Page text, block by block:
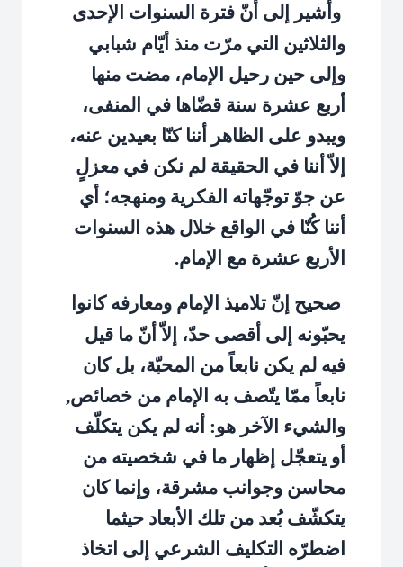
وأشير إلى أنّ فترة السنوات الإحدى
والثلاثين التي مرّت منذ أيّام شبابي
وإلى حين رحيل الإمام، مضت منها
أربع عشرة سنة قضّاها في المنفى،
ويبدو على الظاهر أننا كنّا بعيدين عنه،
إلاّ أننا في الحقيقة لم نكن في معزلٍ
عن جوّ توجّهاته الفكرية ومنهجه؛ أي
أننا كُنّا في الواقع خلال هذه السنوات
الأربع عشرة مع الإمام.
صحيح إنّ تلاميذ الإمام ومعارفه كانوا
يحبّونه إلى أقصى حدّ، إلاّ أنّ ما قيل
فيه لم يكن نابعاً من المحبّة، بل كان
نابعاً ممّا يتّصف به الإمام من خصائص,
والشيء الآخر هو: أنه لم يكن يتكلّف
أو يتعجّل إظهار ما في شخصيته من
محاسن وجوانب مشرقة، وإنما كان
يتكشّف بُعد من تلك الأبعاد حيثما
اضطرّه التكليف الشرعي إلى اتخاذ